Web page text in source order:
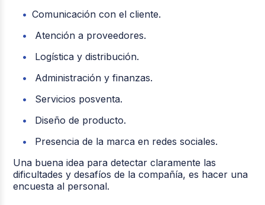
Comunicación con el cliente.
Atención a proveedores.
Logística y distribución.
Administración y finanzas.
Servicios posventa.
Diseño de producto.
Presencia de la marca en redes sociales.
Una buena idea para detectar claramente las
dificultades y desafíos de la compañía, es hacer una
encuesta al personal.